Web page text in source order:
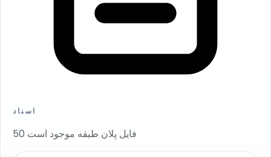
اسناد
50 فایل پلان طبقه موجود است